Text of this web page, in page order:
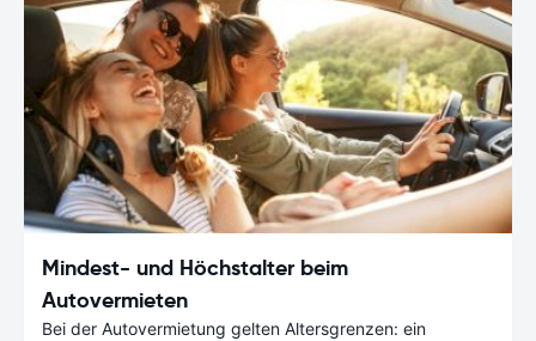
Mindest- und Höchstalter beim
Autovermieten
Bei der Autovermietung gelten Altersgrenzen: ein